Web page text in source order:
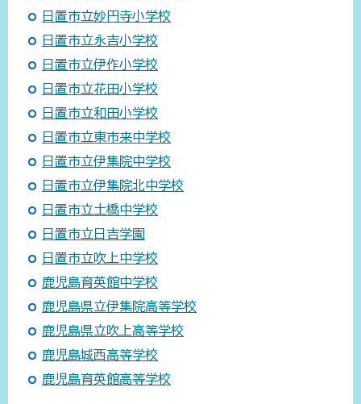
日置市立妙円寺小学校
日置市立永吉小学校
日置市立伊作小学校
日置市立花田小学校
日置市立和田小学校
日置市立東市来中学校
日置市立伊集院中学校
日置市立伊集院北中学校
日置市立土橋中学校
日置市立日吉学園
日置市立吹上中学校
鹿児島育英館中学校
鹿児島県立伊集院高等学校
鹿児島県立吹上高等学校
鹿児島城西高等学校
鹿児島育英館高等学校